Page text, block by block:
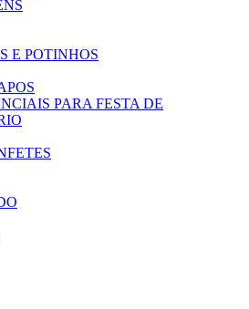
E POTINHOS
PARA FESTA DE